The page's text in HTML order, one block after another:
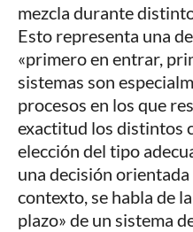
mezcla durante
Esto representa una
«primero en entrar,
sistemas son
procesos en los que
exactitud los distintos
elección del tipo
una decisión
contexto, se habla de
plazo» de un sistema